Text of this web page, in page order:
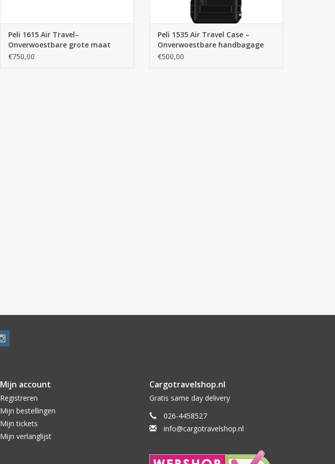
Peli 1615 Air Travel–
Onverwoestbare grote maat
rolkoffer - Indigo
€750,00
Peli 1535 Air Travel Case –
Onverwoestbare handbagage
rolkoffer - Black
€500,00
Mijn account
Registreren
Mijn bestellingen
Mijn tickets
Mijn verlanglijst
Cargotravelshop.nl
Gratis same day delivery
026-4458527
info@cargotravelshop.nl